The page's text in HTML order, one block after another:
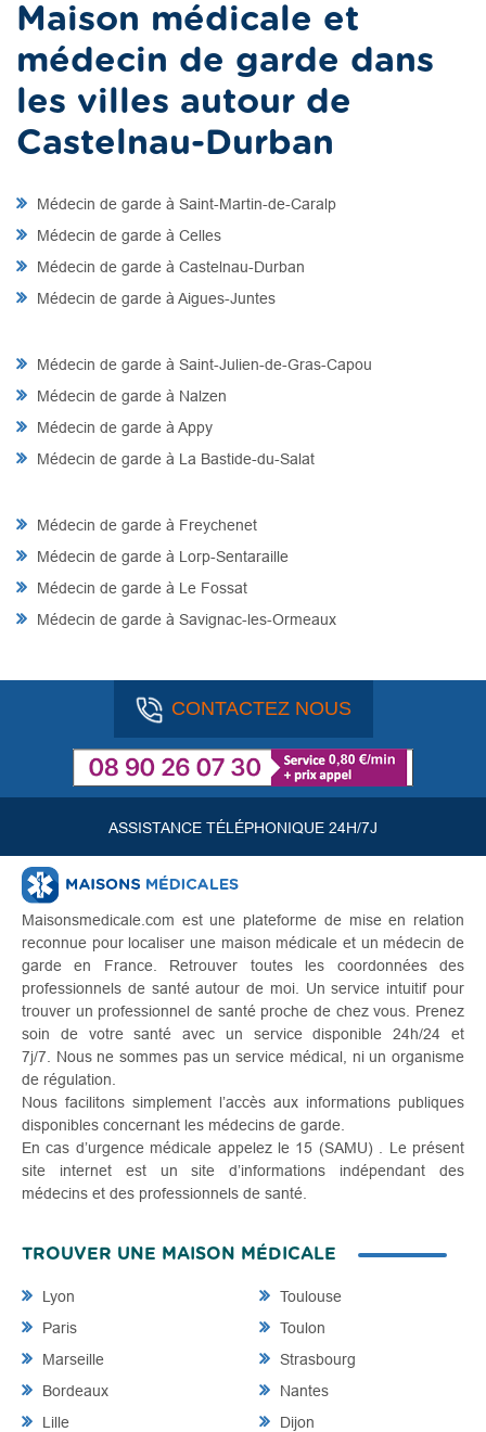
Maison médicale et
médecin de garde dans
les villes autour de
Castelnau-Durban
Médecin de garde à Saint-Martin-de-Caralp
Médecin de garde à Celles
Médecin de garde à Castelnau-Durban
Médecin de garde à Aigues-Juntes
Médecin de garde à Saint-Julien-de-Gras-Capou
Médecin de garde à Nalzen
Médecin de garde à Appy
Médecin de garde à La Bastide-du-Salat
Médecin de garde à Freychenet
Médecin de garde à Lorp-Sentaraille
Médecin de garde à Le Fossat
Médecin de garde à Savignac-les-Ormeaux
CONTACTEZ NOUS
ASSISTANCE TÉLÉPHONIQUE 24H/7J
Maisonsmedicale.com est une plateforme de mise en relation
reconnue pour localiser une maison médicale et un médecin de
garde en France. Retrouver toutes les coordonnées des
professionnels de santé autour de moi. Un service intuitif pour
trouver un professionnel de santé proche de chez vous. Prenez
soin de votre santé avec un service disponible 24h/24 et
7j/7. Nous ne sommes pas un service médical, ni un organisme
de régulation.
Nous facilitons simplement l’accès aux informations publiques
disponibles concernant les médecins de garde.
En cas d’urgence médicale appelez le 15 (SAMU) . Le présent
site internet est un site d’informations indépendant des
médecins et des professionnels de santé.
TROUVER UNE MAISON MÉDICALE
Lyon
Paris
Marseille
Bordeaux
Lille
Toulouse
Toulon
Strasbourg
Nantes
Dijon